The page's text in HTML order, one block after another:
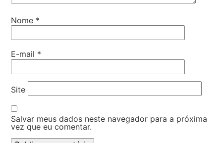
Nome *
E-mail *
Site
Salvar meus dados neste navegador para a próxima
vez que eu comentar.